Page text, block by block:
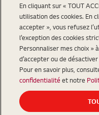
En cliquant sur « TOUT
utilisation des cookies. En
accepter », vous refusez
l’exception des cookies
Personnaliser mes choix »
d’accepter ou de
Pour en savoir plus,
confidentialité et notre